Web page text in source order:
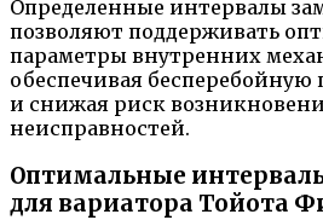
Определенные интервалы
позволяют поддерживать
параметры внутренних
обеспечивая
и снижая риск
неисправностей.
Оптимальные
для вариатора Тойота